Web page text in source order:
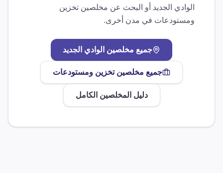
الوادي الجديد أو البحث عن مخلصين تخزين
ومستودعات في مدن أخرى.
جميع مخلصين الوادي الجديد
جميع مخلصينتخزين ومستودعات
دليل المخلصين الكامل